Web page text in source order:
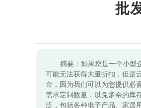
批
摘要：如果您是一个小型
可能无法获得大量折扣，但是
金，因为我们可以为您提供必
需求定制数量，以免多余的库
泛，包括各种电子产品、家居